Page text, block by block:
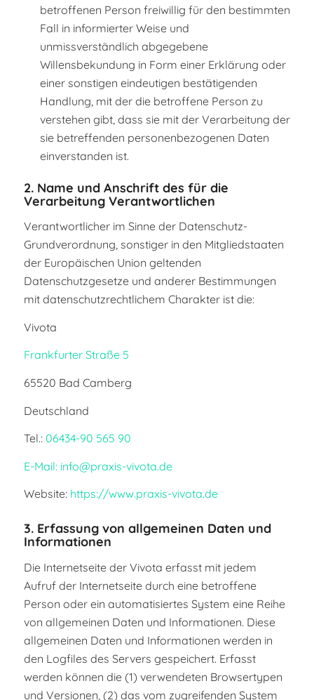
betroffenen Person freiwillig für den bestimmten
Fall in informierter Weise und
unmissverständlich abgegebene
Willensbekundung in Form einer Erklärung oder
einer sonstigen eindeutigen bestätigenden
Handlung, mit der die betroffene Person zu
verstehen gibt, dass sie mit der Verarbeitung der
sie betreffenden personenbezogenen Daten
einverstanden ist.
2. Name und Anschrift des für die
Verarbeitung Verantwortlichen
Verantwortlicher im Sinne der Datenschutz-
Grundverordnung, sonstiger in den Mitgliedstaaten
der Europäischen Union geltenden
Datenschutzgesetze und anderer Bestimmungen
mit datenschutzrechtlichem Charakter ist die:
Vivota
Frankfurter Straße 5
65520 Bad Camberg
Deutschland
Tel.: 06434-90 565 90
E-Mail: info@praxis-vivota.de
Website: https://www.praxis-vivota.de
3. Erfassung von allgemeinen Daten und
Informationen
Die Internetseite der Vivota erfasst mit jedem
Aufruf der Internetseite durch eine betroffene
Person oder ein automatisiertes System eine Reihe
von allgemeinen Daten und Informationen. Diese
allgemeinen Daten und Informationen werden in
den Logfiles des Servers gespeichert. Erfasst
werden können die (1) verwendeten Browsertypen
und Versionen, (2) das vom zugreifenden System